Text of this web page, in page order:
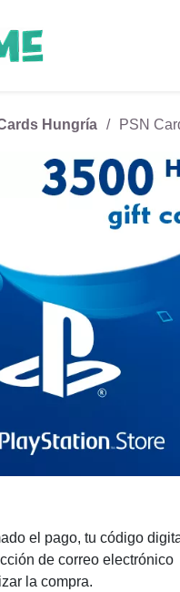
Hungría PSN
el pago, tu código
de correo electrónico
la compra.